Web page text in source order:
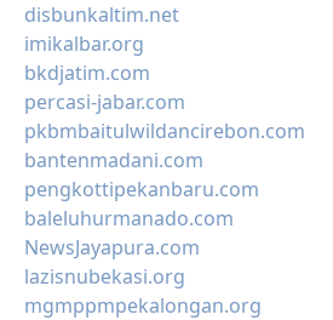
disbunkaltim.net
imikalbar.org
bkdjatim.com
percasi-jabar.com
pkbmbaitulwildancirebon.com
bantenmadani.com
pengkottipekanbaru.com
baleluhurmanado.com
NewsJayapura.com
lazisnubekasi.org
mgmppmpekalongan.org